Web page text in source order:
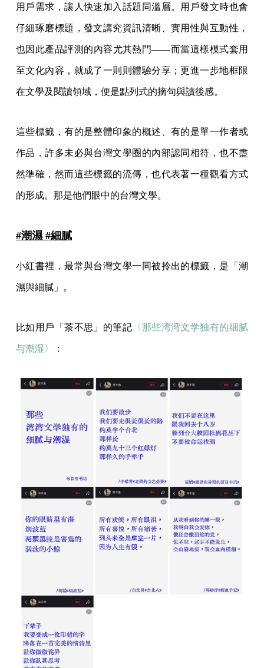
用戶需求，讓人快速加入話題同溫層。用戶發文時也會
仔細琢磨標題，發文講究資訊清晰、實用性與互動性，
也因此產品評測的內容尤其熱門——而當這樣模式套用
至文化內容，就成了一則則體驗分享；更進一步地框限
在文學及閱讀領域，便是點列式的摘句與讀後感。
這些標籤，有的是整體印象的概述、有的是單一作者或
作品，許多未必與台灣文學圈的內部認同相符，也不盡
然準確，然而這些標籤的流傳，也代表著一種觀看方式
的形成。那是他們眼中的台灣文學。
#潮濕 #細膩
小紅書裡，最常與台灣文學一同被拎出的標籤，是「潮
濕與細膩」。
比如用戶「茶不思」的筆記 〈那些湾湾文学独有的细腻
与潮湿〉 ：